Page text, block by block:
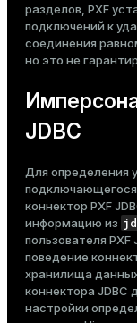
разделов, PXF
подключений к
соединения
но это не
JDBC
Для определения
коннектор PXF
информацию из
пользователя
поведение
хранилища
коннектора JDBC
настройки